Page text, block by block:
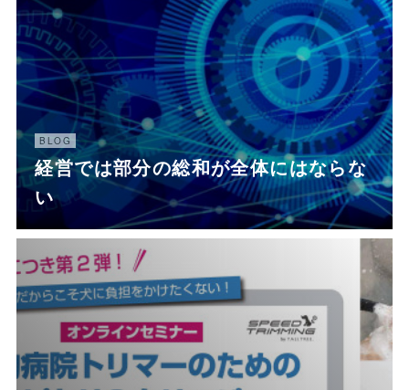
BLOG
経営では部分の総和が全体にはならな
い